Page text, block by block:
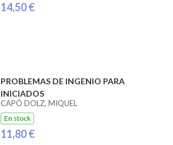
14,50 €
PROBLEMAS DE INGENIO PARA
INICIADOS
CAPÓ DOLZ, MIQUEL
En stock
11,80 €